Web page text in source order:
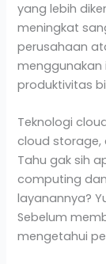
yang lebih
meningkat
perusahaan
menggunakan
produktivitas
Teknologi
cloud storage,
Tahu gak sih
computing
layanannya?
Sebelum
mengetahui